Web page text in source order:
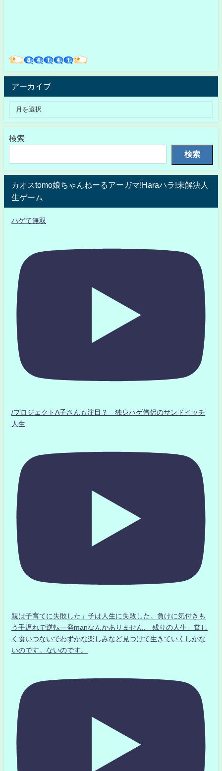
アーカイブ
検索
検索
カオスtomo娘ちゃんねーるアーガマ!Haraハラ!未解決人
生ゲーム
ハゲて無双
/プロジェクトA子さんも注目？ 独身ハゲ僧侶のサンドイッチ
人生
親は子育てに失敗した」子は人生に失敗した。負けに気付きも
う手遅れで逆転一発manなんかありません、 残りの人生、貧し
く食いつないでわずかな楽しみなど見つけて生きていくしかな
いのです。ないのです。